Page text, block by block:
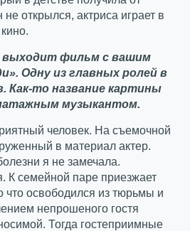
открылся, актриса играет в
выходит фильм с вашим
Одну из главных ролей в
Как-то название картины
музыкантом.
человек. На съемочной
в материал актер.
я не замечала.
семейной паре приезжает
освободился из тюрьмы и
непрошеного гостя
Тогда гостеприимные